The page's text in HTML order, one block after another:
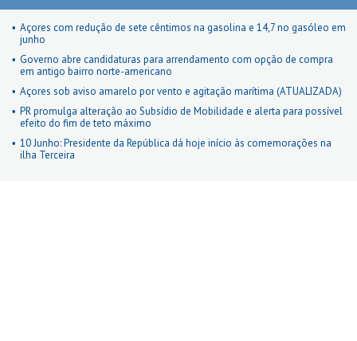
Açores com redução de sete cêntimos na gasolina e 14,7 no gasóleo em
junho
Governo abre candidaturas para arrendamento com opção de compra
em antigo bairro norte-americano
Açores sob aviso amarelo por vento e agitação marítima (ATUALIZADA)
PR promulga alteração ao Subsídio de Mobilidade e alerta para possível
efeito do fim de teto máximo
10 Junho: Presidente da República dá hoje início às comemorações na
ilha Terceira